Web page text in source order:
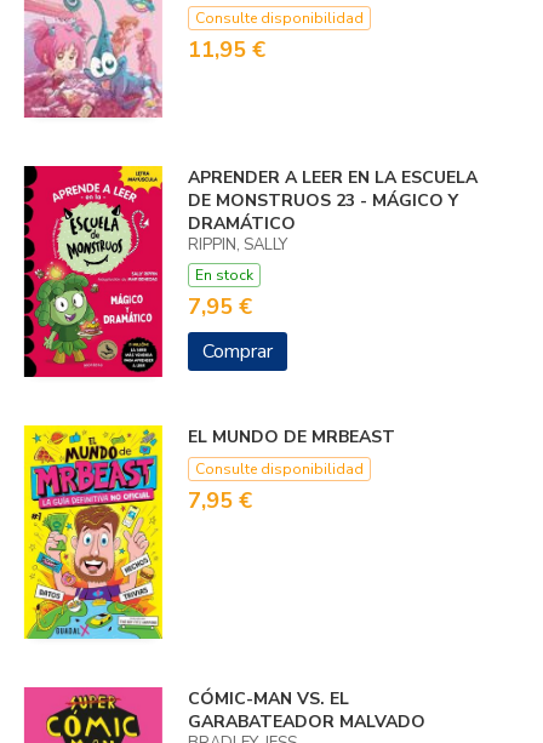
Consulte disponibilidad
11,95 €
APRENDER A LEER EN LA ESCUELA
DE MONSTRUOS 23 - MÁGICO Y
DRAMÁTICO
RIPPIN, SALLY
En stock
7,95 €
Comprar
EL MUNDO DE MRBEAST
Consulte disponibilidad
7,95 €
CÓMIC-MAN VS. EL
GARABATEADOR MALVADO